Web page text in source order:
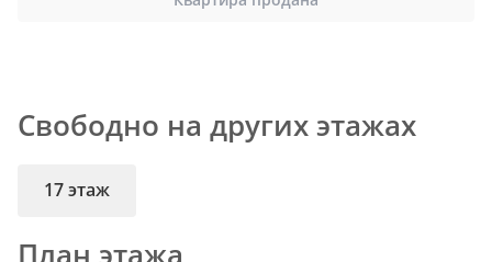
Свободно на других этажах
17 этаж
План этажа